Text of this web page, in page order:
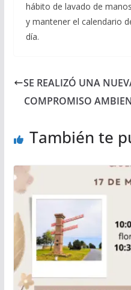
hábito de lavado de
y mantener el calendario
día.
SE REALIZÓ UNA
COMPROMISO
También te